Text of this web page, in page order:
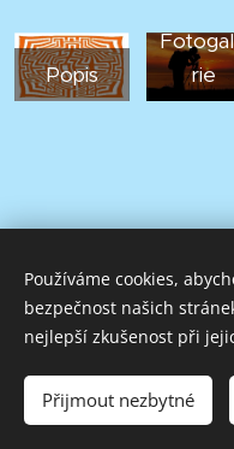
Popis
rie
Vytvořeno
Používáme cookies,
bezpečnost našich
nejlepší zkušenost při
Přijmout nezbytné